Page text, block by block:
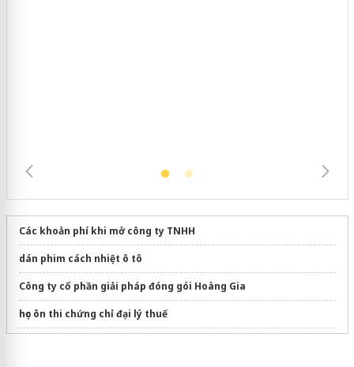
Các khoản phí khi mở công ty TNHH
dán phim cách nhiệt ô tô
Công ty cổ phần giải pháp đóng gói Hoàng Gia
học ôn thi chứng chỉ đại lý thuế